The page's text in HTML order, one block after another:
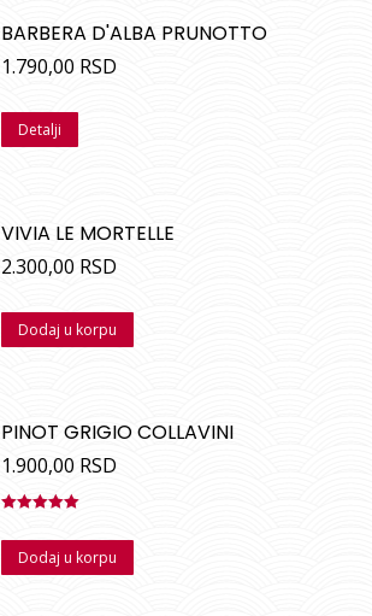
BARBERA D'ALBA PRUNOTTO
1.790,00 RSD
Detalji
VIVIA LE MORTELLE
2.300,00 RSD
Dodaj u korpu
PINOT GRIGIO COLLAVINI
1.900,00 RSD
sa5.00od
Dodaj u korpu